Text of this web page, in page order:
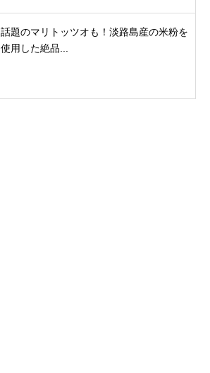
話題のマリトッツオも！淡路島産の米粉を
使用した絶品...